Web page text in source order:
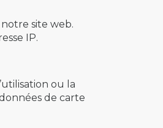
site web.
IP.
ou la
de carte